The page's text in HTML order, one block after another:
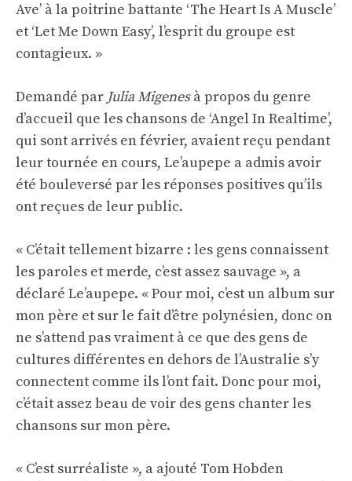
Ave’ à la poitrine battante ‘The Heart Is A Muscle’
et ‘Let Me Down Easy’, l’esprit du groupe est
contagieux. »
Demandé par Julia Migenesà propos du genre
d’accueil que les chansons de ‘Angel In Realtime’,
qui sont arrivés en février, avaient reçu pendant
leur tournée en cours, Le’aupepe a admis avoir
été bouleversé par les réponses positives qu’ils
ont reçues de leur public.
« C’était tellement bizarre : les gens connaissent
les paroles et merde, c’est assez sauvage », a
déclaré Le’aupepe. « Pour moi, c’est un album sur
mon père et sur le fait d’être polynésien, donc on
ne s’attend pas vraiment à ce que des gens de
cultures différentes en dehors de l’Australie s’y
connectent comme ils l’ont fait. Donc pour moi,
c’était assez beau de voir des gens chanter les
chansons sur mon père.
« C’est surréaliste », a ajouté Tom Hobden